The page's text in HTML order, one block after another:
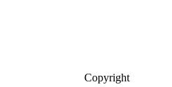
Copyright